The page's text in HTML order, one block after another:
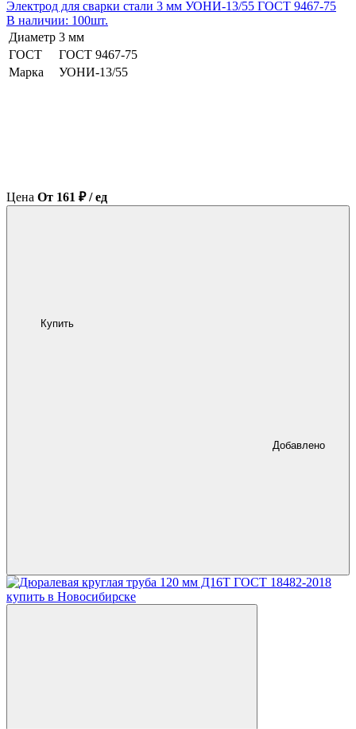
Электрод для сварки стали 3 мм УОНИ-13/55 ГОСТ 9467-75
В наличии: 100шт.
Диаметр 3 мм
ГОСТ
ГОСТ 9467-75
Марка
УОНИ-13/55
Цена От 161 ₽ / ед
Купить
Добавлено